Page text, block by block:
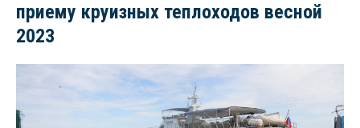
приему круизных теплоходов весной
2023